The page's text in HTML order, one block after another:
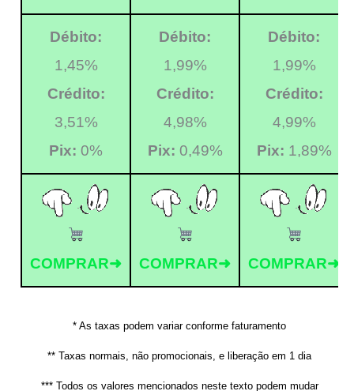
Débito:
1,45%
Crédito:
3,51%
Pix: 0%
Débito:
1,99%
Crédito:
4,98%
Pix: 0,49%
Débito:
1,99%
Crédito:
4,99%
Pix: 1,89%
COMPRAR➜ COMPRAR➜ COMPRAR➜
* As taxas podem variar conforme faturamento
** Taxas normais, não promocionais, e liberação em 1 dia
*** Todos os valores mencionados neste texto podem mudar